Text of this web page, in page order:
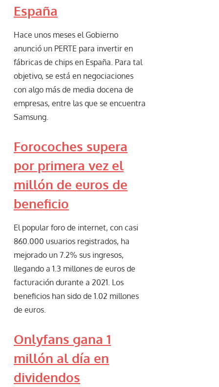
España
Hace unos meses el Gobierno
anunció un PERTE para invertir en
fábricas de chips en España. Para tal
objetivo, se está en negociaciones
con algo más de media docena de
empresas, entre las que se encuentra
Samsung.
Forocoches supera
por primera vez el
millón de euros de
beneficio
El popular foro de internet, con casi
860.000 usuarios registrados, ha
mejorado un 7.2% sus ingresos,
llegando a 1.3 millones de euros de
facturación durante a 2021. Los
beneficios han sido de 1.02 millones
de euros.
Onlyfans gana 1
millón al día en
dividendos